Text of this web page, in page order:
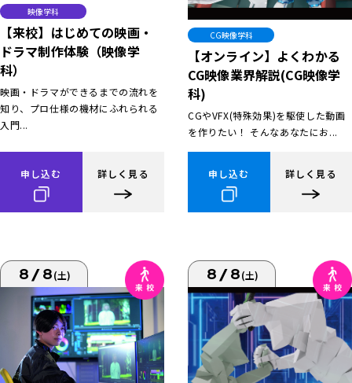
映像学科
【来校】はじめての映画・
ドラマ制作体験（映像学
科）
映画・ドラマができるまでの流れを
知り、プロ仕様の機材にふれられる
入門...
申し込む 詳しく見る
CG映像学科
【オンライン】よくわかる
CG映像業界解説(CG映像学
科)
CGやVFX(特殊効果)を駆使した動画
を作りたい！ そんなあなたにお...
申し込む 詳しく見る
8/8(土) 8/8(土)